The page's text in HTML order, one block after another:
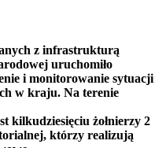
z infrastrukturą
uruchomiło
i monitorowanie sytuacji
w kraju. Na terenie
kilkudziesięciu żołnierzy 2
którzy realizują